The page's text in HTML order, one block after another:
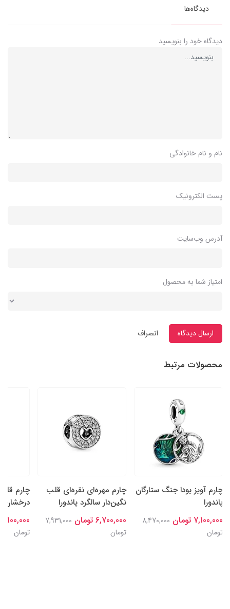
دیدگاه‌ها
دیدگاه خود را بنویسید
نام و نام خانوادگی
پست الکترونیک
آدرس وب‌سایت
امتیاز شما به محصول
ارسال دیدگاه انصراف
محصولات مرتبط
چارم آویز یودا جنگ ستارگان
پاندورا
7,100,000 تومان
8,470,000
تومان
چارم مهره‌ای نقره‌ای قلب
نگین‌دار سالگرد پاندورا
6,700,000 تومان
7,931,000
تومان
چارم
درخشان
7,100,000 تومان
تومان